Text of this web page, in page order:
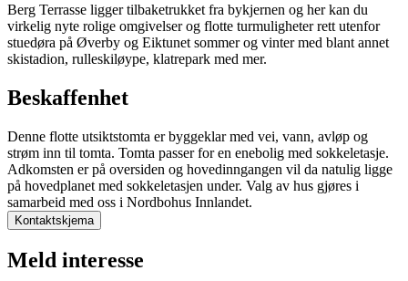
Berg Terrasse ligger tilbaketrukket fra bykjernen og her kan du
virkelig nyte rolige omgivelser og flotte turmuligheter rett utenfor
stuedøra på Øverby og Eiktunet sommer og vinter med blant annet
skistadion, rulleskiløype, klatrepark med mer.
Beskaffenhet
Denne flotte utsiktstomta er byggeklar med vei, vann, avløp og
strøm inn til tomta. Tomta passer for en enebolig med sokkeletasje.
Adkomsten er på oversiden og hovedinngangen vil da natulig ligge
på hovedplanet med sokkeletasjen under. Valg av hus gjøres i
samarbeid med oss i Nordbohus Innlandet.
Kontaktskjema
Meld interesse